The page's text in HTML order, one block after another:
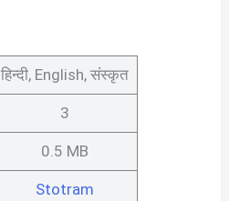
हिन्दी, English, संस्कृत
3
0.5 MB
Stotram